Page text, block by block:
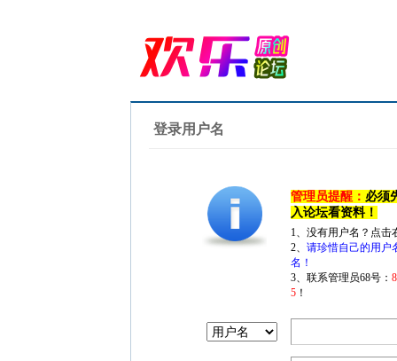
登录用户名
管理员提醒： 必须
入论坛看资料！
1、没有用户名？点
2、 请珍惜自己的用户
名！
3、联系管理员68号：
5 ！